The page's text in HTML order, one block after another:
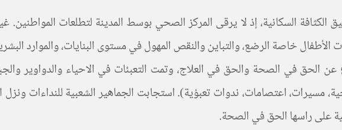
السكانية، إذ لا يرقى المركز الصحي بوسط المدينة لتطلعات المواطنين.
خاصة الرضع، والتباين والنقص المهول في مستوى البنايات، والموارد
للدفاع عن الحق في الصحة والحق في العلاج، وتمت التعبئات في الاحياء والدواوير